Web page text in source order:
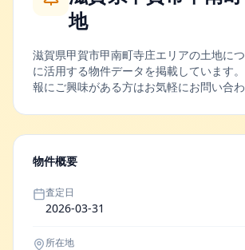
地
滋賀県甲賀市甲南町寺庄エリアの土地に
に活用する物件データを掲載しています
報にご興味がある方はお気軽にお問い合わ
物件概要
査定日
2026-03-31
所在地